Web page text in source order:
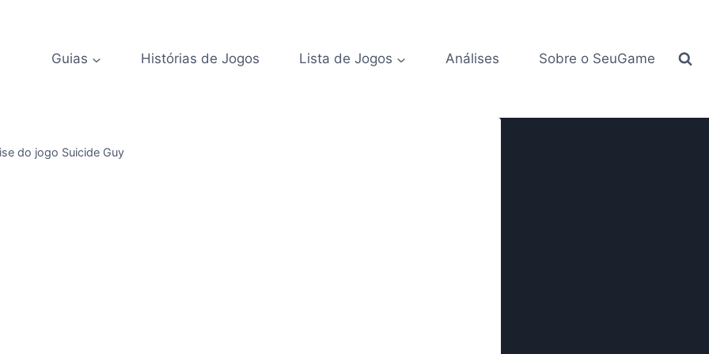
Guias Histórias de Jogos Lista de Jogos Análises Sobre o SeuGame
do jogo Suicide Guy